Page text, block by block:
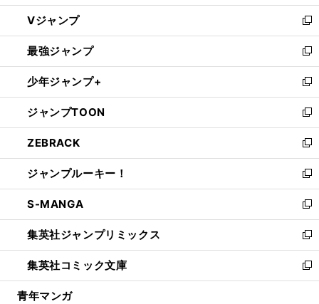
ウ
ィ
ン
ド
ウ
で
開
く
し
い
ウ
ィ
ン
ド
ウ
で
開
く
Vジャンプ
新
し
い
ウ
ィ
ン
ド
ウ
で
開
く
最強ジャンプ
新
し
い
ウ
ィ
ン
ド
ウ
で
開
く
少年ジャンプ+
新
し
い
ウ
ィ
ン
ド
ウ
で
開
く
ジャンプTOON
新
し
い
ウ
ィ
ン
ド
ウ
で
開
く
ZEBRACK
新
し
い
ウ
ィ
ン
ド
ウ
で
開
ジャンプルーキー！
新
し
い
ウ
ィ
ン
ド
ウ
S-MANGA
新
し
い
ウ
ィ
ン
集英社ジャンプリミックス
新
し
い
ウ
集英社コミック文庫
新
し
青年マンガ